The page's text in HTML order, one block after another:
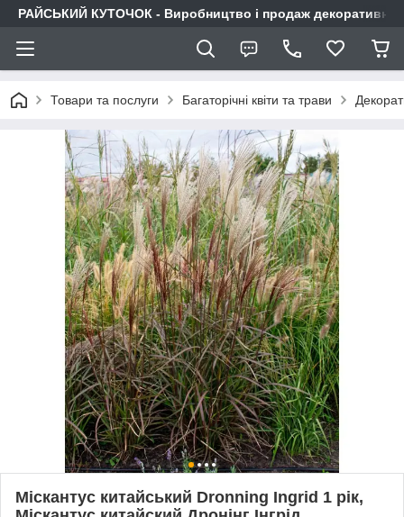
РАЙСЬКИЙ КУТОЧОК - Виробництво і продаж декоративних
Товари та послуги Багаторічні квіти та трави
Міскантус китайський Dronning Ingrid 1 рік,